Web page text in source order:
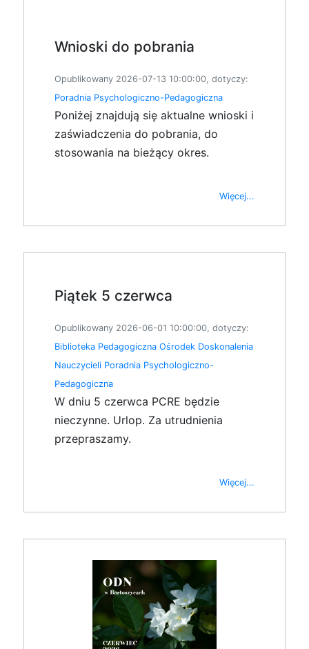
Wnioski do pobrania
Opublikowany 2026-07-13 10:00:00, dotyczy:
Poradnia Psychologiczno-Pedagogiczna
Poniżej znajdują się aktualne wnioski i
zaświadczenia do pobrania, do
stosowania na bieżący okres.
Więcej...
Piątek 5 czerwca
Opublikowany 2026-06-01 10:00:00, dotyczy:
Biblioteka Pedagogiczna Ośrodek Doskonalenia
Nauczycieli Poradnia Psychologiczno-
Pedagogiczna
W dniu 5 czerwca PCRE będzie
nieczynne. Urlop. Za utrudnienia
przepraszamy.
Więcej...